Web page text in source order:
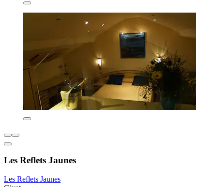
Les Reflets Jaunes
Les Reflets Jaunes